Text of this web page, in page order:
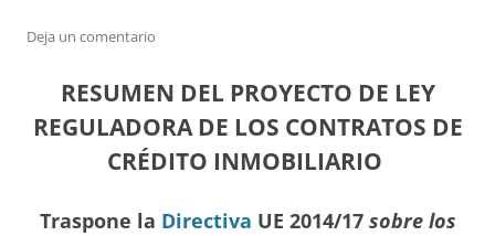
Deja un comentario
RESUMEN DEL PROYECTO DE LEY
REGULADORA DE LOS CONTRATOS DE
CRÉDITO INMOBILIARIO
Traspone la Directiva UE 2014/17 sobre los